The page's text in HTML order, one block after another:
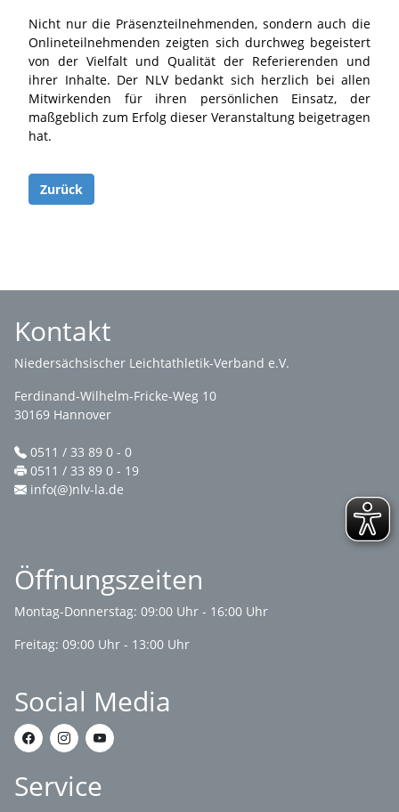
Nicht nur die Präsenzteilnehmenden, sondern auch die
Onlineteilnehmenden zeigten sich durchweg begeistert
von der Vielfalt und Qualität der Referierenden und
ihrer Inhalte. Der NLV bedankt sich herzlich bei allen
Mitwirkenden für ihren persönlichen Einsatz, der
maßgeblich zum Erfolg dieser Veranstaltung beigetragen
hat.
Zurück
Kontakt
Niedersächsischer Leichtathletik-Verband e.V.
Ferdinand-Wilhelm-Fricke-Weg 10
30169 Hannover
0511 / 33 89 0 - 0
0511 / 33 89 0 - 19
info(@)nlv-la.de
Öffnungszeiten
Montag-Donnerstag: 09:00 Uhr - 16:00 Uhr
Freitag: 09:00 Uhr - 13:00 Uhr
Social Media
Service